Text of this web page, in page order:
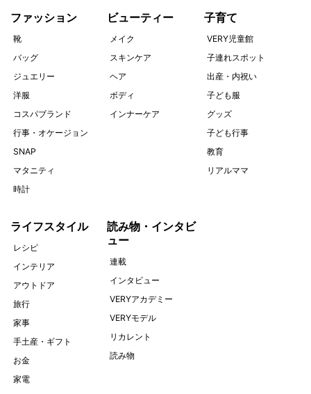
ファッション
靴
バッグ
ジュエリー
洋服
コスパブランド
行事・オケージョン
SNAP
マタニティ
時計
ビューティー
メイク
スキンケア
ヘア
ボディ
インナーケア
子育て
VERY児童館
子連れスポット
出産・内祝い
子ども服
グッズ
子ども行事
教育
リアルママ
ライフスタイル
レシピ
インテリア
アウトドア
旅行
家事
手土産・ギフト
お金
家電
読み物・インタビ
ュー
連載
インタビュー
VERYアカデミー
VERYモデル
リカレント
読み物